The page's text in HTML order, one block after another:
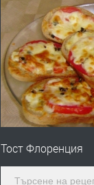
Тост Флоренция